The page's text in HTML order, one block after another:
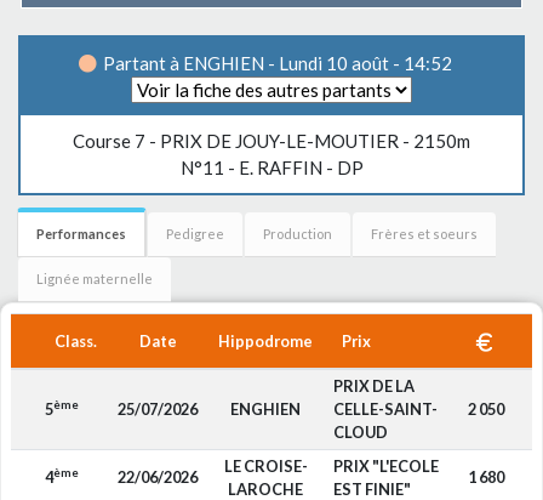
Partant à ENGHIEN - Lundi 10 août - 14:52
Course 7 - PRIX DE JOUY-LE-MOUTIER - 2150m
N°11 - E. RAFFIN - DP
Performances Pedigree Production Frères et soeurs
Lignée maternelle
Class. Date Hippodrome Prix
5ème 25/07/2026 ENGHIEN
PRIX DE LA
CELLE-SAINT-
CLOUD
2 050
4ème 22/06/2026
LE CROISE-
LAROCHE
PRIX "L'ECOLE
EST FINIE"
1 680